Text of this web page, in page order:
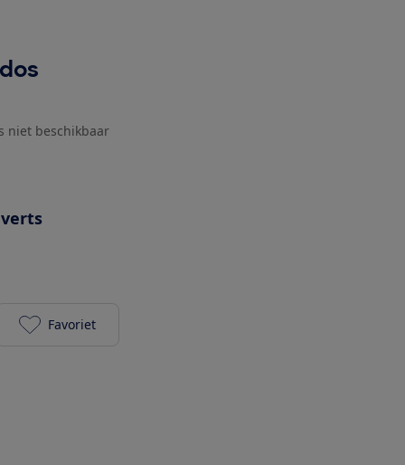
niet beschikbaar
Miele G7560 SCVi Autodos toevoegen aan je
Favoriet